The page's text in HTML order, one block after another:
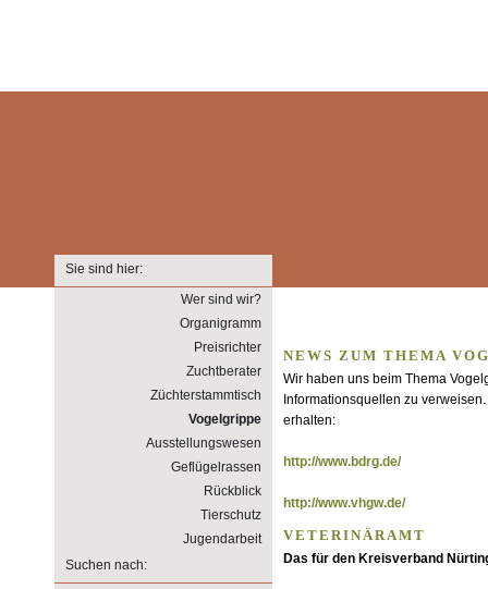
Sie sind hier:
Wer sind wir?
Organigramm
Preisrichter
Zuchtberater
Züchterstammtisch
Vogelgrippe
Ausstellungswesen
Geflügelrassen
Rückblick
Tierschutz
Jugendarbeit
Suchen nach:
NEWS ZUM THEMA
Wir haben uns beim Thema
Informationsquellen zu
erhalten:
http://www.bdrg.de/
http://www.vhgw.de/
VETERINÄRAMT
Das für den Kreisverband